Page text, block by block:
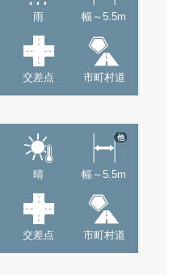
雨 幅～5.5m
交差点 市町村道
晴 幅～5.5m
他
交差点 市町村道